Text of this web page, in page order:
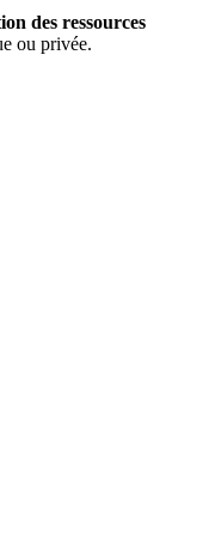
des ressources
ou privée.